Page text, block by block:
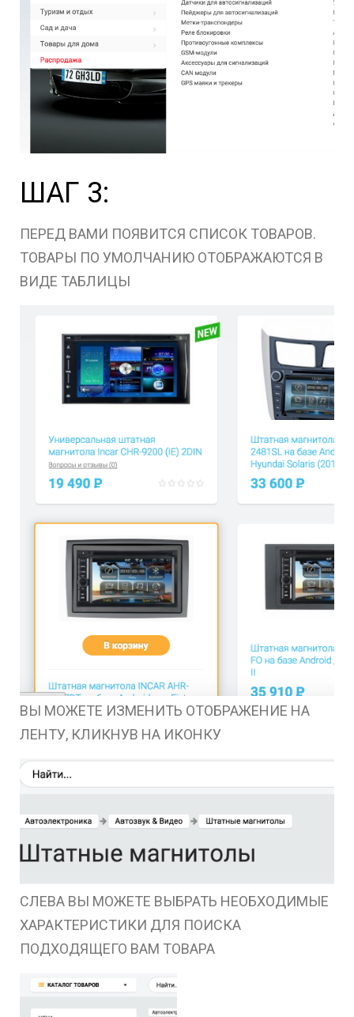
ШАГ 3:
ПЕРЕД ВАМИ ПОЯВИТСЯ СПИСОК ТОВАРОВ.
ТОВАРЫ ПО УМОЛЧАНИЮ ОТОБРАЖАЮТСЯ В
ВИДЕ ТАБЛИЦЫ
ВЫ МОЖЕТЕ ИЗМЕНИТЬ ОТОБРАЖЕНИЕ НА
ЛЕНТУ, КЛИКНУВ НА ИКОНКУ
СЛЕВА ВЫ МОЖЕТЕ ВЫБРАТЬ НЕОБХОДИМЫЕ
ХАРАКТЕРИСТИКИ ДЛЯ ПОИСКА
ПОДХОДЯЩЕГО ВАМ ТОВАРА